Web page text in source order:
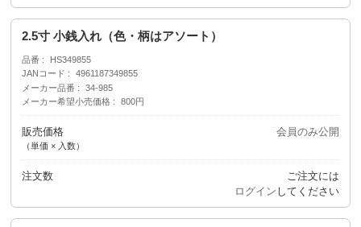
2.5寸 小銭入れ（色・柄はアソート）
品番
HS349855
JANコード
4961187349855
メーカー品番
34-985
メーカー希望小売価格
800円
販売価格
（単価 × 入数）
会員のみ公開
注文数
ご注文には
ログイン してください